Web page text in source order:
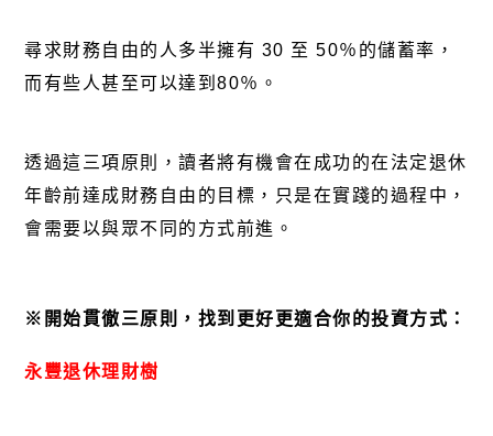
尋求財務自由的人多半擁有 30 至 50％的儲蓄率，
而有些人甚至可以達到80％。
透過這三項原則，讀者將有機會在成功的在法定退休
年齡前達成財務自由的目標，只是在實踐的過程中，
會需要以與眾不同的方式前進。
※ 開始貫徹三原則，找到更好更適合你的投資方式：
永豐退休理財樹